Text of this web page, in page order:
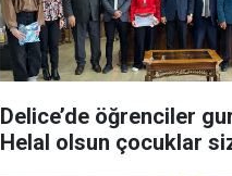
Delice’de öğrenciler
Helal olsun çocuklar